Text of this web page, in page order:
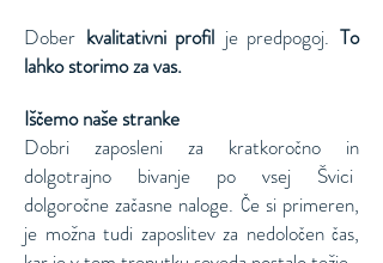
Dober kvalitativni profil je predpogoj. To
lahko storimo za vas.
Iščemo naše stranke
Dobri zaposleni za kratkoročno in
dolgotrajno bivanje po vsej Švici
dolgoročne začasne naloge. Če si primeren,
je možna tudi zaposlitev za nedoločen čas,